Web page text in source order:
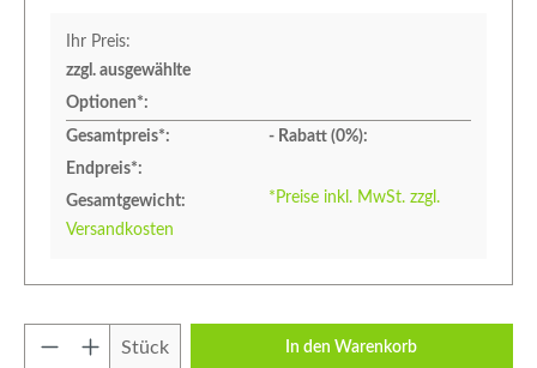
Ihr Preis:
zzgl. ausgewählte
Optionen*:
Gesamtpreis*:
- Rabatt (0%):
Endpreis*:
Gesamtgewicht:
*Preise inkl. MwSt. zzgl.
Versandkosten
Produkt Anzahl: Gib den gewünschten
Stück In den Warenkorb